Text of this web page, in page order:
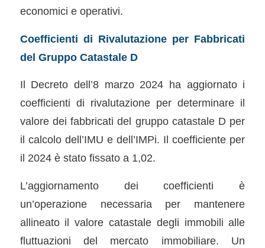
economici e operativi.
Coefficienti di Rivalutazione per Fabbricati
del Gruppo Catastale D
Il Decreto dell’8 marzo 2024 ha aggiornato i
coefficienti di rivalutazione per determinare il
valore dei fabbricati del gruppo catastale D per
il calcolo dell’IMU e dell’IMPi. Il coefficiente per
il 2024 è stato fissato a 1,02.
L’aggiornamento dei coefficienti è
un’operazione necessaria per mantenere
allineato il valore catastale degli immobili alle
fluttuazioni del mercato immobiliare. Un